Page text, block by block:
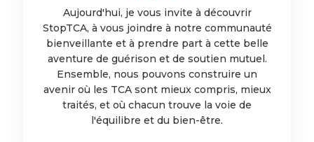
Aujourd'hui, je vous invite à découvrir
StopTCA, à vous joindre à notre communauté
bienveillante et à prendre part à cette belle
aventure de guérison et de soutien mutuel.
Ensemble, nous pouvons construire un
avenir où les TCA sont mieux compris, mieux
traités, et où chacun trouve la voie de
l'équilibre et du bien-être.